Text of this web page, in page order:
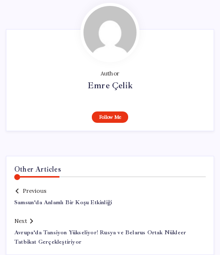
Author
Emre Çelik
Follow Me
Other Articles
Previous
Samsun’da Anlamlı Bir Koşu Etkinliği
Next
Avrupa’da Tansiyon Yükseliyor! Rusya ve Belarus Ortak Nükleer
Tatbikat Gerçekleştiriyor